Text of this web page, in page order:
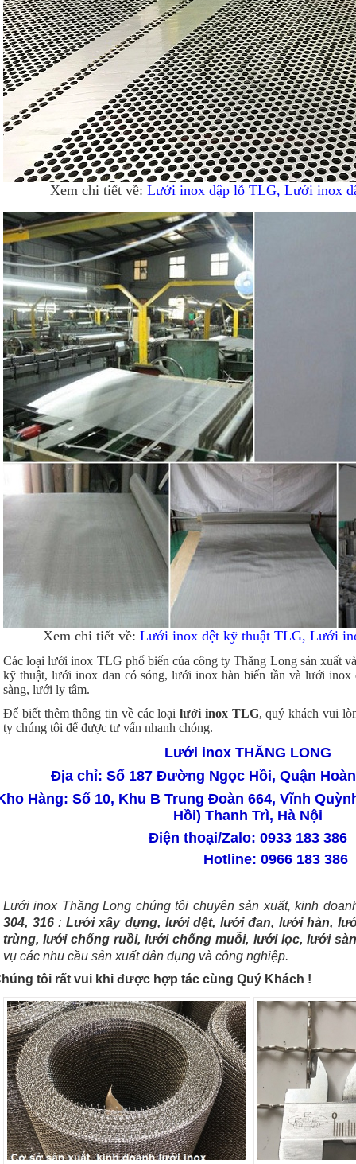
Xem chi tiết về: Lưới inox dập lỗ TLG, Lưới inox
Xem chi tiết về: Lưới inox dệt kỹ thuật TLG, Lưới
Các loại lưới inox TLG phổ biến của công ty Thăng Long sản xuất
kỹ thuật, lưới inox đan có sóng, lưới inox hàn biến tần và lưới inox
sàng, lưới ly tâm.
Để biết thêm thông tin về các loại lưới inox TLG, quý khách vui
ty chúng tôi để được tư vấn nhanh chóng.
Lưới inox THĂNG LONG
Địa chỉ: Số 187 Đường Ngọc Hồi, Quận
Hàng: Số 10, Khu B Trung Đoàn 664, Vĩnh
Hồi) Thanh Trì, Hà Nội
Điện thoại/Zalo: 0933 183 386
Hotline: 0966 183 386
Lưới inox Thăng Long chúng tôi chuyên sản xuất, kinh
304, 316: Lưới xây dựng, lưới dệt, lưới đan, lưới hàn,
trùng, lưới chống ruồi, lưới chống muỗi, lưới lọc, lưới
vụ các nhu cầu sản xuất dân dụng và công nghiệp.
tôi rất vui khi được hợp tác cùng Quý Khách !